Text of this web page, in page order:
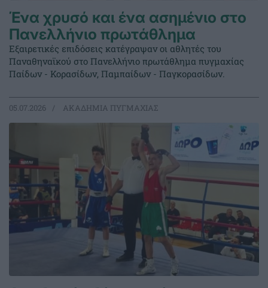
Ένα χρυσό και ένα ασημένιο στο
Πανελλήνιο πρωτάθλημα
Εξαιρετικές επιδόσεις κατέγραψαν οι αθλητές του
Παναθηναϊκού στο Πανελλήνιο πρωτάθλημα πυγμαχίας
Παίδων - Κορασίδων, Παμπαίδων - Παγκορασίδων.
05.07.2026 ΑΚΑΔΗΜΙΑ ΠΥΓΜΑΧΙΑΣ